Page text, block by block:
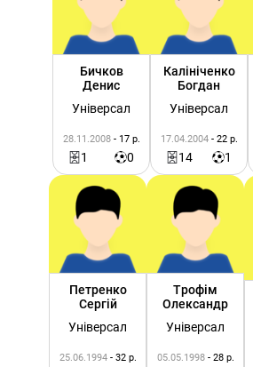
Бичков
Денис
Універсал
28.11.2008 - 17 р.
1 0
Калініченко
Богдан
Універсал
17.04.2004 - 22 р.
14 1
Петренко
Сергій
Універсал
25.06.1994 - 32 р.
Трофім
Олександр
Універсал
05.05.1998 - 28 р.